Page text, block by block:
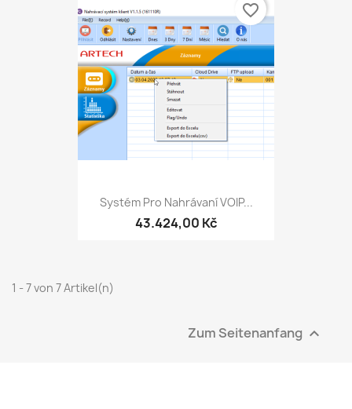
Systém Pro Nahrávaní VOIP...
43.424,00 Kč
favorite_border
1 - 7 von 7 Artikel(n)
Zum Seitenanfang 